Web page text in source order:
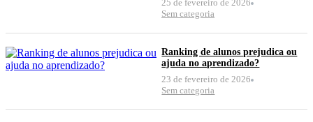
25 de fevereiro de 2026
Sem categoria
Ranking de alunos prejudica ou
ajuda no aprendizado?
23 de fevereiro de 2026
Sem categoria